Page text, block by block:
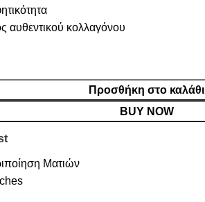
αυθεντικού κολλαγόνου
Προσθήκη στο καλάθι
BUY NOW
Ματιών